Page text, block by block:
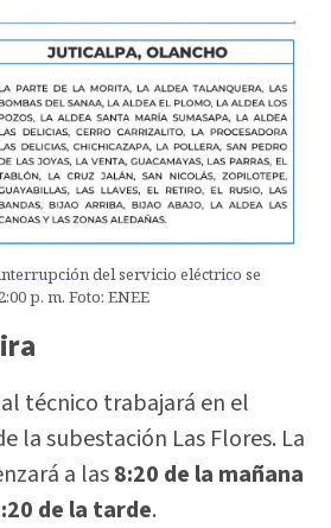
del servicio eléctrico se
p. m. Foto: ENEE
técnico trabajará en el
la subestación Las Flores. La
a las8:20 de la mañana
de la tarde.